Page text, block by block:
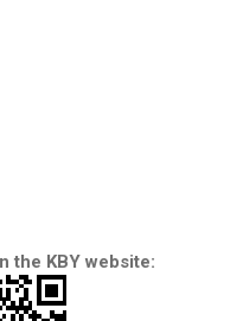
the KBY website: